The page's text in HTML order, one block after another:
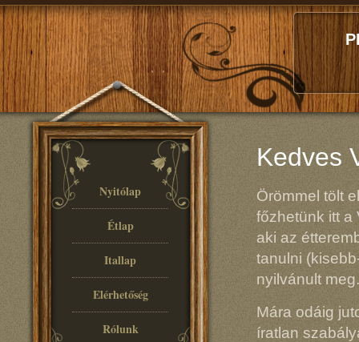
Nyitólap
Étlap
Itallap
Elérhetőség
Rólunk
Kedves
Örömmel tölt
főzhetünk itt a
aki az
tanulni
nyilvánult meg.
Mára odáig
íratlan